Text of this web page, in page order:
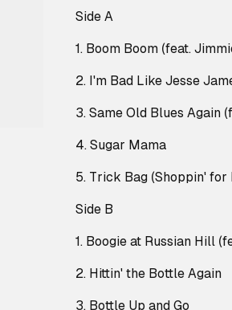
Side A
1. Boom Boom (feat.
2. I'm Bad Like Jesse
3. Same Old Blues Again
4. Sugar Mama
5. Trick Bag (Shoppin' for
Side B
1. Boogie at Russian Hill
2. Hittin' the Bottle Again
3. Bottle Up and Go